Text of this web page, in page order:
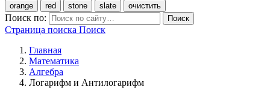
orange
red stone slate очистить
Поиск по: Поиск
Страница поиска Поиск
Главная
Математика
Алгебра
Логарифм и Антилогарифм